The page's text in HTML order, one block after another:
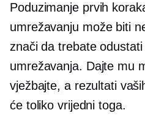
Poduzimanje prvih
umrežavanju može biti
znači da trebate
umrežavanja. Dajte mu
vježbajte, a rezultati
će toliko vrijedni toga.